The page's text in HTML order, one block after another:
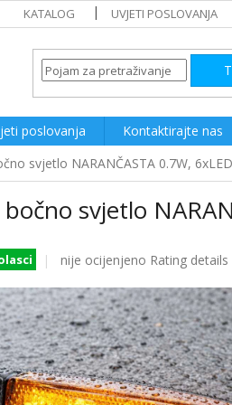
KATALOG UVJETI POSLOVANJA
poslovanja
Kontaktirajte nas
svjetlo NARANČASTA 0.7W,
bočno svjetlo
The
product
rating
is
0.0
out
of
5
nije ocijenjeno Rating details